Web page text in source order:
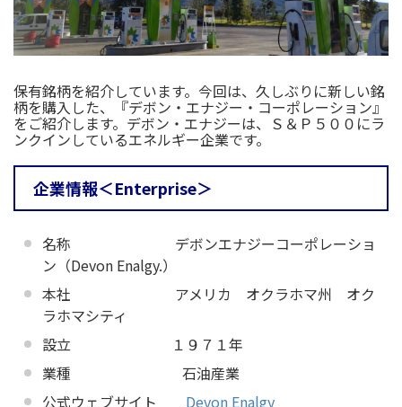
保有銘柄を紹介しています。今回は、久しぶりに新しい銘
柄を購入した、『デボン・エナジー・コーポレーション』
をご紹介します。デボン・エナジーは、Ｓ＆Ｐ５００にラ
ンクインしているエネルギー企業です。
企業情報＜Enterprise＞
名称 デボンエナジーコーポレーショ
ン（Devon Enalgy.）
本社 アメリカ オクラホマ州 オク
ラホマシティ
設立 １９７１年
業種 石油産業
公式ウェブサイト Devon Enalgy